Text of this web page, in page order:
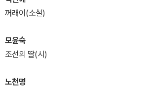
꺼래이(소설)
모윤숙
조선의 딸(시)
노천명